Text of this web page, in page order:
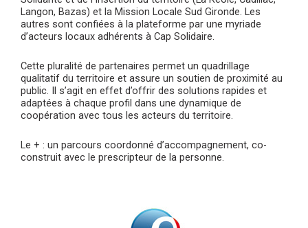
Langon, Bazas) et la Mission Locale Sud Gironde. Les
autres sont confiées à la plateforme par une myriade
d’acteurs locaux adhérents à Cap Solidaire.
Cette pluralité de partenaires permet un quadrillage
qualitatif du territoire et assure un soutien de proximité au
public. Il s’agit en effet d’offrir des solutions rapides et
adaptées à chaque profil dans une dynamique de
coopération avec tous les acteurs du territoire.
Le + : un parcours coordonné d’accompagnement, co-
construit avec le prescripteur de la personne.